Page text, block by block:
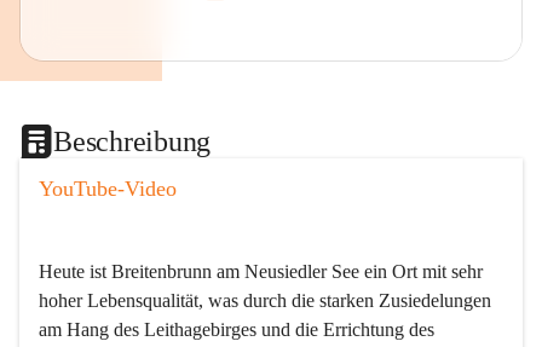
Beschreibung
YouTube-Video
Heute ist Breitenbrunn am Neusiedler See ein Ort mit sehr
hoher Lebensqualität, was durch die starken Zusiedelungen
am Hang des Leithagebirges und die Errichtung des